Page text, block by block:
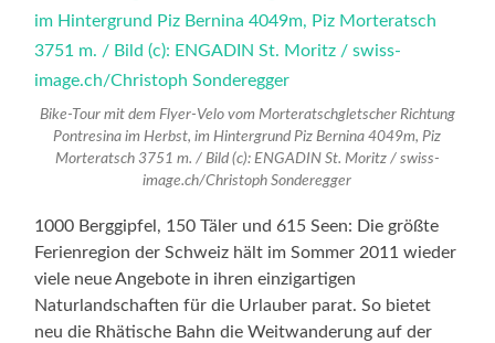
Bike-Tour mit dem Flyer-Velo vom Morteratschgletscher Richtung
Pontresina im Herbst, im Hintergrund Piz Bernina 4049m, Piz
Morteratsch 3751 m. / Bild (c): ENGADIN St. Moritz / swiss-
image.ch/Christoph Sonderegger
1000 Berggipfel, 150 Täler und 615 Seen: Die größte
Ferienregion der Schweiz hält im Sommer 2011 wieder
viele neue Angebote in ihren einzigartigen
Naturlandschaften für die Urlauber parat. So bietet
neu die Rhätische Bahn die Weitwanderung auf der